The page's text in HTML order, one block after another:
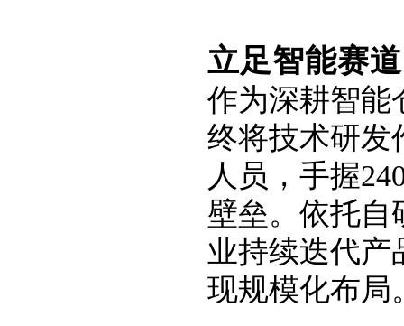
立足智能赛道
作为深耕智能
终将技术研发
人员，手握
壁垒。依托自
业持续迭代产
现规模化布局